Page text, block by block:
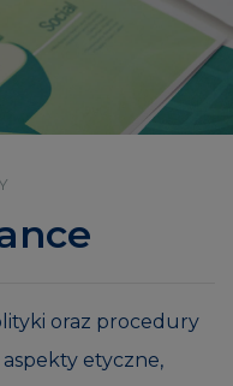
oraz procedury
etyczne,